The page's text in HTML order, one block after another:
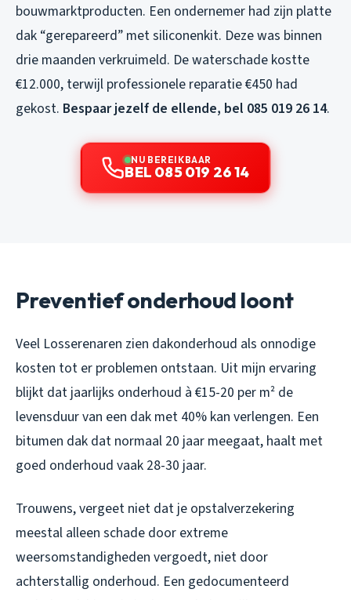
bouwmarktproducten. Een ondernemer had zijn platte
dak “gerepareerd” met siliconenkit. Deze was binnen
drie maanden verkruimeld. De waterschade kostte
€12.000, terwijl professionele reparatie €450 had
gekost. Bespaar jezelf de ellende, bel 085 019 26 14.
NU BEREIKBAAR
BEL 085 019 26 14
Preventief onderhoud loont
Veel Losserenaren zien dakonderhoud als onnodige
kosten tot er problemen ontstaan. Uit mijn ervaring
blijkt dat jaarlijks onderhoud à €15-20 per m² de
levensduur van een dak met 40% kan verlengen. Een
bitumen dak dat normaal 20 jaar meegaat, haalt met
goed onderhoud vaak 28-30 jaar.
Trouwens, vergeet niet dat je opstalverzekering
meestal alleen schade door extreme
weersomstandigheden vergoedt, niet door
achterstallig onderhoud. Een gedocumenteerd